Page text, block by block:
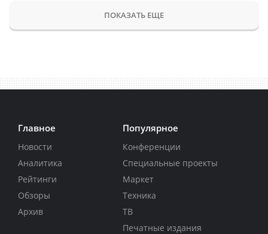
ПОКАЗАТЬ ЕЩЕ
Главное
Новости
Аналитика
Рейтинги
Обзоры
Архив
Популярное
Конференции
Специальные проекты
Маркет
Техника
ТВ
Печатные издания